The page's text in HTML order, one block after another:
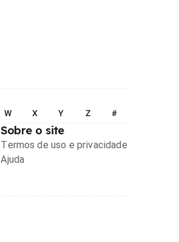
W X Y Z #
Sobre o site
Termos de uso e privacidade
Ajuda